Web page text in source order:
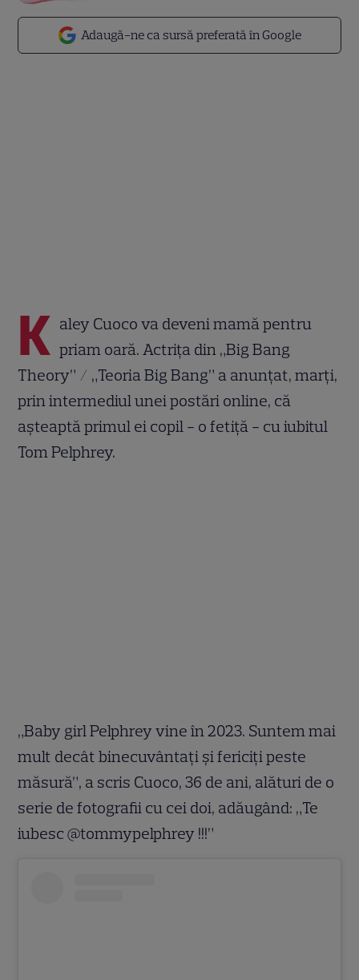
Adaugă-ne ca sursă preferată în Google
K aley Cuoco va deveni mamă pentru
priam oară. Actrița din „Big Bang
Theory” / „Teoria Big Bang” a anunțat, marți,
prin intermediul unei postări online, că
așteaptă primul ei copil - o fetiță - cu iubitul
Tom Pelphrey.
„Baby girl Pelphrey vine în 2023. Suntem mai
mult decât binecuvântați și fericiți peste
măsură”, a scris Cuoco, 36 de ani, alături de o
serie de fotografii cu cei doi, adăugând: „Te
iubesc @tommypelphrey !!!”